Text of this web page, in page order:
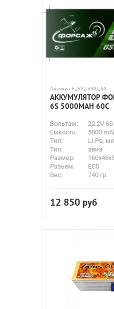
Артикул: F_6S_5000_60
АККУМУЛЯТОР
6S 5000MAH 60C
Вольтаж:
22.2V 6S
Емкость:
5000
Тип:
Li-Po,
Тип:
авиа
Размер:
Разьем:
EC5
Вес:
740 гр.
12 850 руб